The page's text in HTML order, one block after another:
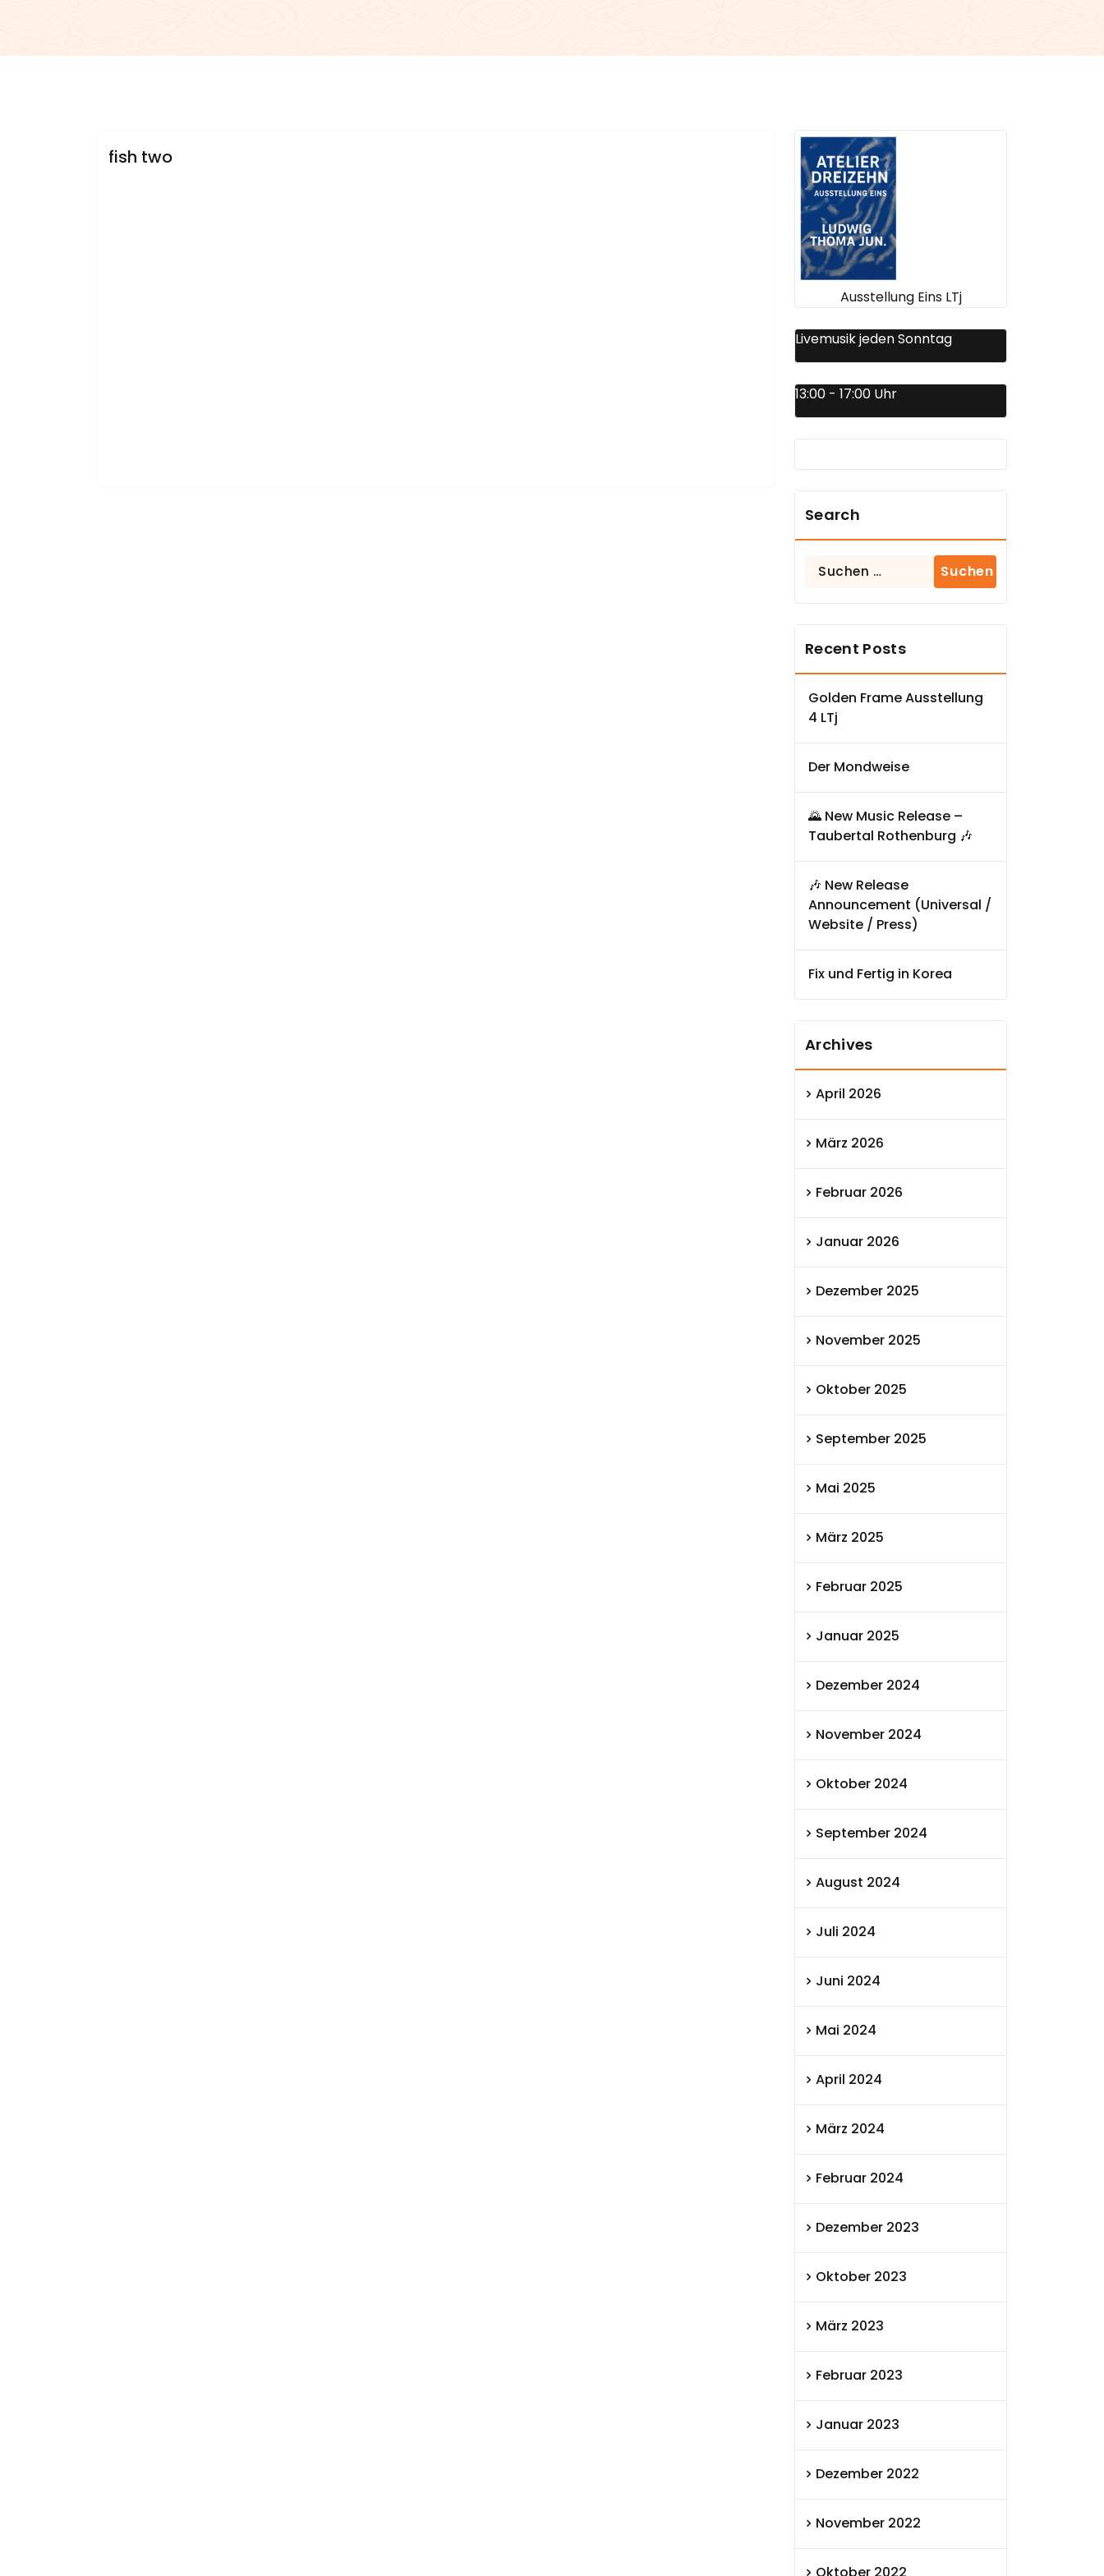
Sublinemusic & Media UG
fish two
Ausstellung Eins LTj
Livemusik jeden Sonntag
13:00 - 17:00 Uhr
Search
Suchen
Recent Posts
Golden Frame Ausstellung
4 LTj
Der Mondweise
🌄 New Music Release –
Taubertal Rothenburg 🎶
🎶 New Release
Announcement (Universal /
Website / Press)
Fix und Fertig in Korea
Archives
April 2026
März 2026
Februar 2026
Januar 2026
Dezember 2025
November 2025
Oktober 2025
September 2025
Mai 2025
März 2025
Februar 2025
Januar 2025
Dezember 2024
November 2024
Oktober 2024
September 2024
August 2024
Juli 2024
Juni 2024
Mai 2024
April 2024
März 2024
Februar 2024
Dezember 2023
Oktober 2023
März 2023
Februar 2023
Januar 2023
Dezember 2022
November 2022